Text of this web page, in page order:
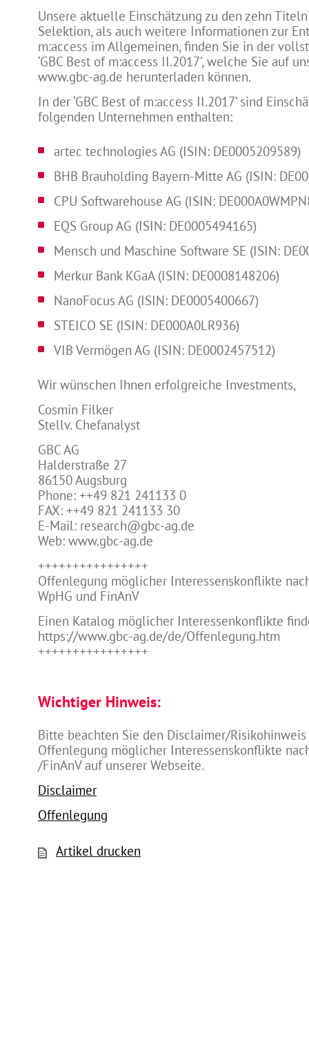
Unsere aktuelle Einschätzung zu den zehn Titeln
Selektion, als auch weitere Informationen zur
m:access im Allgemeinen, finden Sie in der
‘GBC Best of m:access II.2017’, welche Sie auf
www.gbc-ag.de herunterladen können.
In der ‘GBC Best of m:access II.2017’ sind
folgenden Unternehmen enthalten:
artec technologies AG (ISIN: DE0005209589)
BHB Brauholding Bayern-Mitte AG (ISIN:
CPU Softwarehouse AG (ISIN:
EQS Group AG (ISIN: DE0005494165)
Mensch und Maschine Software SE (ISIN:
Merkur Bank KGaA (ISIN: DE0008148206)
NanoFocus AG (ISIN: DE0005400667)
STEICO SE (ISIN: DE000A0LR936)
VIB Vermögen AG (ISIN: DE0002457512)
Wir wünschen Ihnen erfolgreiche Investments,
Cosmin Filker
Stellv. Chefanalyst
GBC AG
Halderstraße 27
86150 Augsburg
Phone: ++49 821 241133 0
FAX: ++49 821 241133 30
E-Mail: research@gbc-ag.de
Web: www.gbc-ag.de
++++++++++++++++
Offenlegung möglicher Interessenskonflikte
WpHG und FinAnV
Einen Katalog möglicher Interessenkonflikte
https://www.gbc-ag.de/de/Offenlegung.htm
++++++++++++++++
Wichtiger Hinweis:
Bitte beachten Sie den Disclaimer/
Offenlegung möglicher Interessenskonflikte
/FinAnV auf unserer Webseite.
Disclaimer
Offenlegung
Artikel drucken